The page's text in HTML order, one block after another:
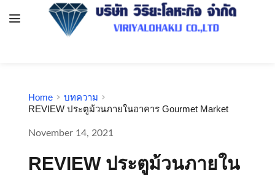
Home
บทความ
REVIEW ประตูม้วนภายในอาคาร Gourmet Market
November 14, 2021
REVIEW ประตูม้วนภายใน